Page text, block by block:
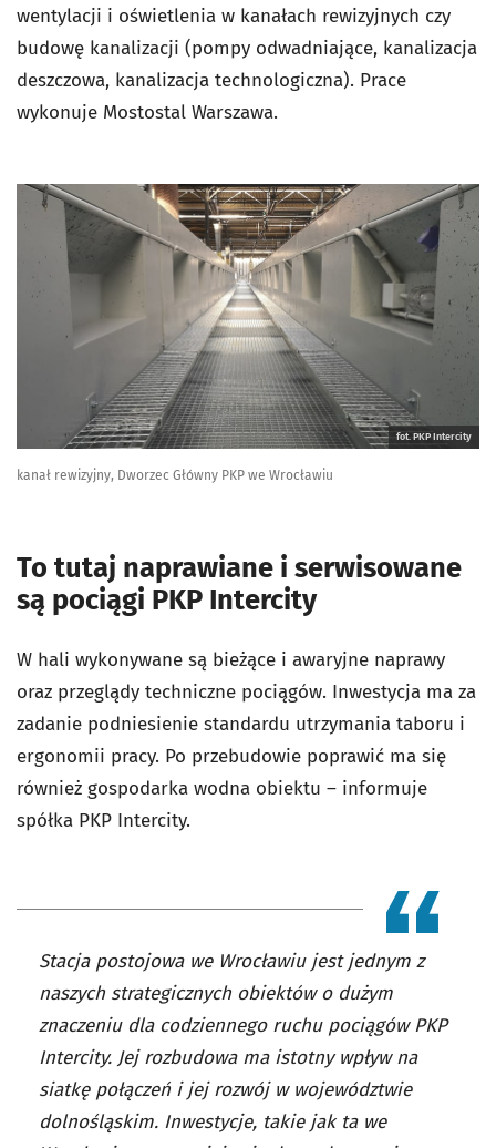
wentylacji i oświetlenia w kanałach rewizyjnych czy
budowę kanalizacji (pompy odwadniające, kanalizacja
deszczowa, kanalizacja technologiczna). Prace
wykonuje Mostostal Warszawa.
fot. PKP Intercity
kanał rewizyjny, Dworzec Główny PKP we Wrocławiu
To tutaj naprawiane i serwisowane
są pociągi PKP Intercity
W hali wykonywane są bieżące i awaryjne naprawy
oraz przeglądy techniczne pociągów. Inwestycja ma za
zadanie podniesienie standardu utrzymania taboru i
ergonomii pracy. Po przebudowie poprawić ma się
również gospodarka wodna obiektu – informuje
spółka PKP Intercity.
Stacja postojowa we Wrocławiu jest jednym z
naszych strategicznych obiektów o dużym
znaczeniu dla codziennego ruchu pociągów PKP
Intercity. Jej rozbudowa ma istotny wpływ na
siatkę połączeń i jej rozwój w województwie
dolnośląskim. Inwestycje, takie jak ta we